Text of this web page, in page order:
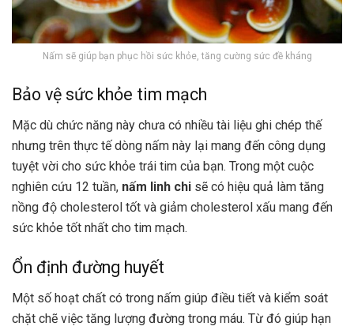
Nấm sẽ giúp bạn phục hồi sức khỏe, tăng cường sức đề kháng
Bảo vệ sức khỏe tim mạch
Mặc dù chức năng này chưa có nhiều tài liệu ghi chép thế
nhưng trên thực tế dòng nấm này lại mang đến công dụng
tuyệt vời cho sức khỏe trái tim của bạn. Trong một cuộc
nghiên cứu 12 tuần, nấm linh chi sẽ có hiệu quả làm tăng
nồng độ cholesterol tốt và giảm cholesterol xấu mang đến
sức khỏe tốt nhất cho tim mạch.
Ổn định đường huyết
Một số hoạt chất có trong nấm giúp điều tiết và kiểm soát
chặt chẽ việc tăng lượng đường trong máu. Từ đó giúp hạn